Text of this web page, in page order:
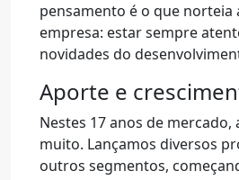
pensamento é o que norteia
empresa: estar sempre
novidades do
Aporte e
Nestes 17 anos de mercado,
muito. Lançamos diversos
outros segmentos,